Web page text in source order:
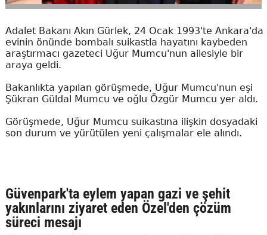
Adalet Bakanı Akın Gürlek, 24 Ocak 1993'te Ankara'da
evinin önünde bombalı suikastla hayatını kaybeden
araştırmacı gazeteci Uğur Mumcu'nun ailesiyle bir
araya geldi.
Bakanlıkta yapılan görüşmede, Uğur Mumcu'nun eşi
Şükran Güldal Mumcu ve oğlu Özgür Mumcu yer aldı.
Görüşmede, Uğur Mumcu suikastına ilişkin dosyadaki
son durum ve yürütülen yeni çalışmalar ele alındı.
Güvenpark'ta eylem yapan gazi ve şehit
yakınlarını ziyaret eden Özel'den çözüm
süreci mesajı